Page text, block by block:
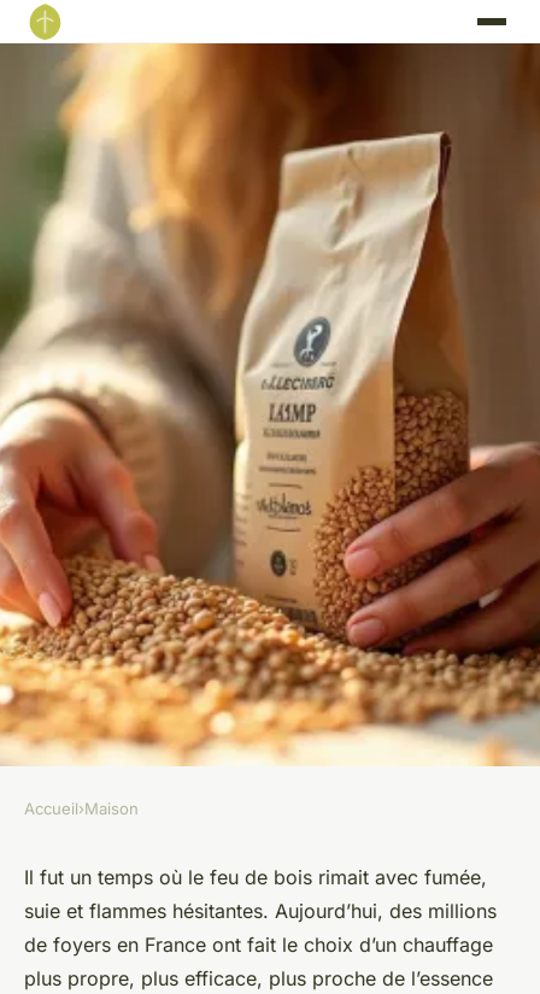
Pourquoi choisir des granulés
de bois E.Leclerc pour votre
chauffage ?
Accueil›Maison
Il fut un temps où le feu de bois rimait avec fumée,
suie et flammes hésitantes. Aujourd’hui, des millions
de foyers en France ont fait le choix d’un chauffage
plus propre, plus efficace, plus proche de l’essence